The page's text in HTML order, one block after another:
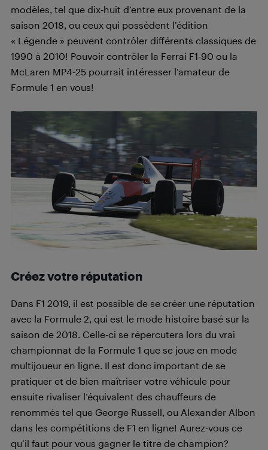
modèles, tel que dix-huit d’entre eux provenant de la
saison 2018, ou ceux qui possèdent l’édition
« Légende » peuvent contrôler différents classiques de
1990 à 2010! Pouvoir contrôler la Ferrai F1-90 ou la
McLaren MP4-25 pourrait intéresser l’amateur de
Formule 1 en vous!
Créez votre réputation
Dans F1 2019, il est possible de se créer une réputation
avec la Formule 2, qui est le mode histoire basé sur la
saison de 2018. Celle-ci se répercutera lors du vrai
championnat de la Formule 1 que se joue en mode
multijoueur en ligne. Il est donc important de se
pratiquer et de bien maîtriser votre véhicule pour
ensuite rivaliser l’équivalent des chauffeurs de
renommés tel que George Russell, ou Alexander Albon
dans les compétitions de F1 en ligne! Aurez-vous ce
qu’il faut pour vous gagner le titre de champion?